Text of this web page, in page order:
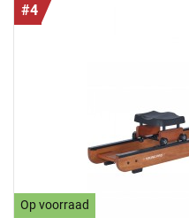
#4
Op voorraad